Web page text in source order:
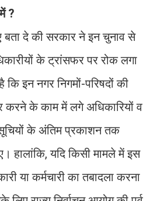
?
दे की सरकार ने इन चुनाव से
के ट्रांसफर पर रोक लगा
इन नगर निगमों-परिषदों की
करने के काम में लगे अधिकारियों व
सूचियों के अंतिम प्रकाशन तक
हालांकि, यदि किसी मामले में इस
या कर्मचारी का तबादला करना